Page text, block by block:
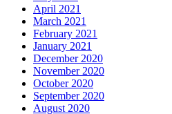
April 2021
March 2021
February 2021
January 2021
December 2020
November 2020
October 2020
September 2020
August 2020